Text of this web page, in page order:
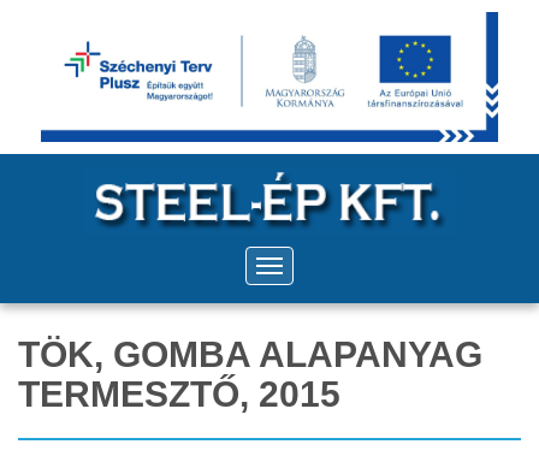
TÖK, GOMBA ALAPANYAG
TERMESZTŐ, 2015